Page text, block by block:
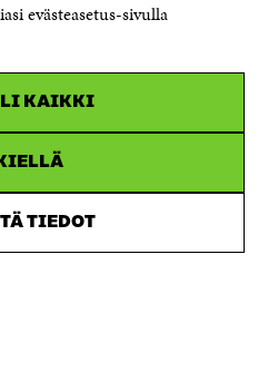
evästeasetus-sivulla
KAIKKI
KIELLÄ
TIEDOT